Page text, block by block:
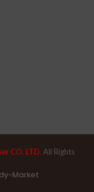
CO. LTD. All Rights
Market